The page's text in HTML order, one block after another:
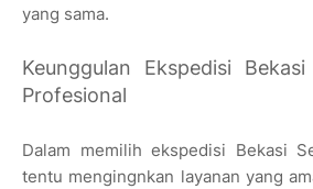
yang sama.
Keunggulan Ekspedisi
Profesional
Dalam memilih ekspedisi Bekasi
tentu mengingnkan layanan yang